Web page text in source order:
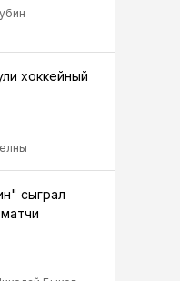
хоккейный
сыграл